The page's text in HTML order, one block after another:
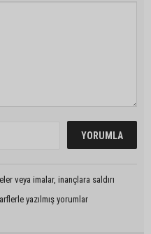
veya imalar, inançlara saldırı
yazılmış yorumlar